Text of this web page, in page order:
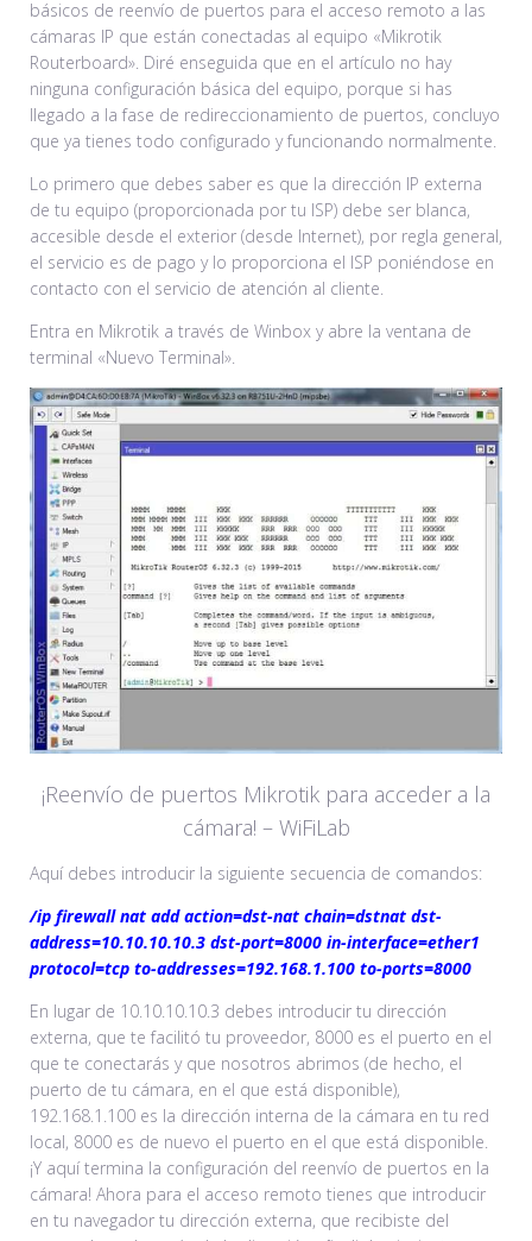
básicos de reenvío de puertos para el acceso remoto a las
cámaras IP que están conectadas al equipo «Mikrotik
Routerboard». Diré enseguida que en el artículo no hay
ninguna configuración básica del equipo, porque si has
llegado a la fase de redireccionamiento de puertos, concluyo
que ya tienes todo configurado y funcionando normalmente.
Lo primero que debes saber es que la dirección IP externa
de tu equipo (proporcionada por tu ISP) debe ser blanca,
accesible desde el exterior (desde Internet), por regla general,
el servicio es de pago y lo proporciona el ISP poniéndose en
contacto con el servicio de atención al cliente.
Entra en Mikrotik a través de Winbox y abre la ventana de
terminal «Nuevo Terminal».
¡Reenvío de puertos Mikrotik para acceder a la
cámara! – WiFiLab
Aquí debes introducir la siguiente secuencia de comandos:
/ip firewall nat add action=dst-nat chain=dstnat dst-
address=10.10.10.10.3 dst-port=8000 in-interface=ether1
protocol=tcp to-addresses=192.168.1.100 to-ports=8000
En lugar de 10.10.10.10.3 debes introducir tu dirección
externa, que te facilitó tu proveedor, 8000 es el puerto en el
que te conectarás y que nosotros abrimos (de hecho, el
puerto de tu cámara, en el que está disponible),
192.168.1.100 es la dirección interna de la cámara en tu red
local, 8000 es de nuevo el puerto en el que está disponible.
¡Y aquí termina la configuración del reenvío de puertos en la
cámara! Ahora para el acceso remoto tienes que introducir
en tu navegador tu dirección externa, que recibiste del